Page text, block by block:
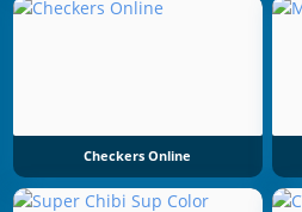
Checkers Online